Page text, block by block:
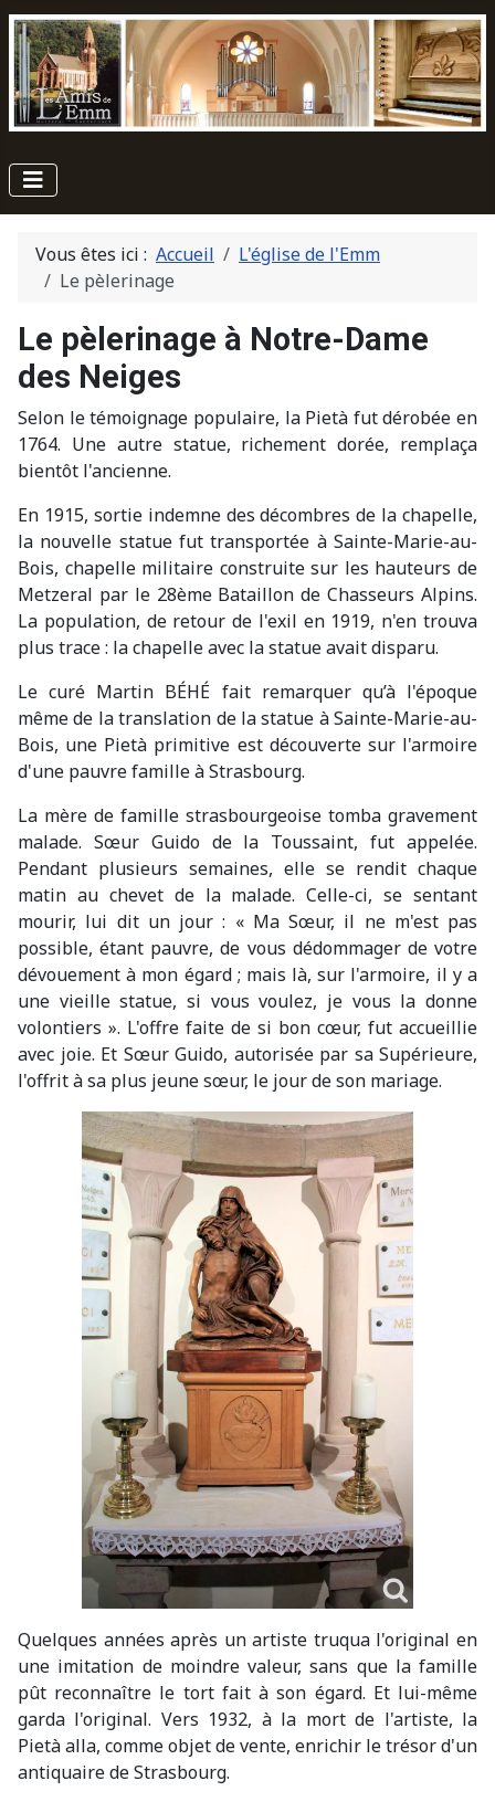
Vous êtes ici : Accueil
L'église de l'Emm
Le pèlerinage
Le pèlerinage à Notre-Dame
des Neiges
Selon le témoignage populaire, la Pietà fut dérobée en
1764. Une autre statue, richement dorée, remplaça
bientôt l'ancienne.
En 1915, sortie indemne des décombres de la chapelle,
la nouvelle statue fut transportée à Sainte-Marie-au-
Bois, chapelle militaire construite sur les hauteurs de
Metzeral par le 28ème Bataillon de Chasseurs Alpins.
La population, de retour de l'exil en 1919, n'en trouva
plus trace : la chapelle avec la statue avait disparu.
Le curé Martin BÉHÉ fait remarquer qu’à l'époque
même de la translation de la statue à Sainte-Marie-au-
Bois, une Pietà primitive est découverte sur l'armoire
d'une pauvre famille à Strasbourg.
La mère de famille strasbourgeoise tomba gravement
malade. Sœur Guido de la Toussaint, fut appelée.
Pendant plusieurs semaines, elle se rendit chaque
matin au chevet de la malade. Celle-ci, se sentant
mourir, lui dit un jour : « Ma Sœur, il ne m'est pas
possible, étant pauvre, de vous dédommager de votre
dévouement à mon égard ; mais là, sur l'armoire, il y a
une vieille statue, si vous voulez, je vous la donne
volontiers ». L'offre faite de si bon cœur, fut accueillie
avec joie. Et Sœur Guido, autorisée par sa Supérieure,
l'offrit à sa plus jeune sœur, le jour de son mariage.
Quelques années après un artiste truqua l'original en
une imitation de moindre valeur, sans que la famille
pût reconnaître le tort fait à son égard. Et lui-même
garda l'original. Vers 1932, à la mort de l'artiste, la
Pietà alla, comme objet de vente, enrichir le trésor d'un
antiquaire de Strasbourg.